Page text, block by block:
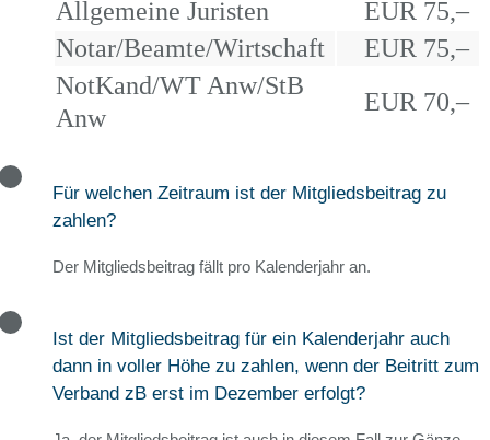
Allgemeine Juristen
EUR 75,–
Notar/Beamte/Wirtschaft
EUR 75,–
NotKand/WT Anw/StB
Anw
EUR 70,–
Für welchen Zeitraum ist der Mitgliedsbeitrag zu
zahlen?
Der Mitgliedsbeitrag fällt pro Kalenderjahr an.
Ist der Mitgliedsbeitrag für ein Kalenderjahr auch
dann in voller Höhe zu zahlen, wenn der Beitritt zum
Verband zB erst im Dezember erfolgt?